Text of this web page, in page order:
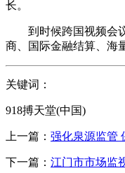
长。
到时候跨国视频会议
商、国际金融结算、海
关键词：
918搏天堂(中国)
上一篇： 强化泉源监管
下一篇： 江门市市场监